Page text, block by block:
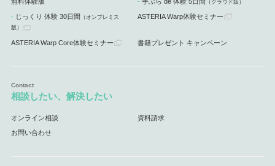
（クラウド版）
じっくり 体験 30日間 （オンプレミス
版）
ASTERIA Warp体験セミナー
ASTERIA Warp Core体験セミナー 書籍プレゼント キャンペーン
相談したい、解決したい
オンライン相談 資料請求
お問い合わせ